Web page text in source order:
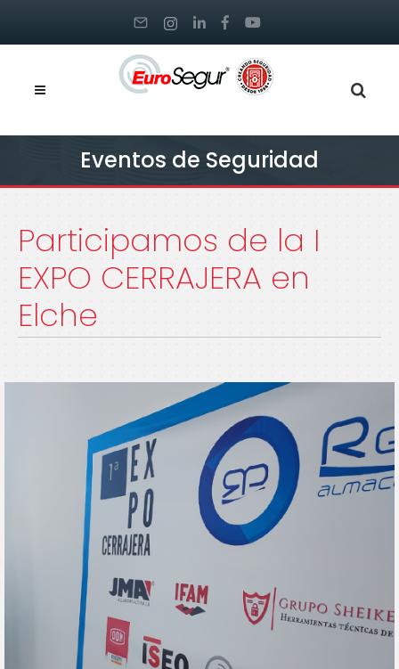
Eventos de Seguridad
Participamos de la I
EXPO CERRAJERA en
Elche